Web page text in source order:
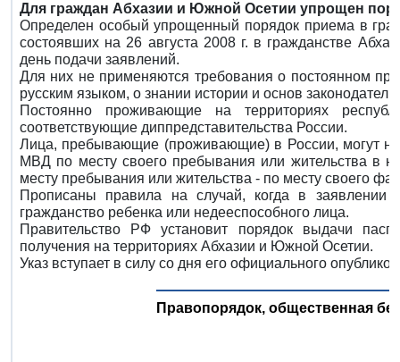
Для граждан Абхазии и Южной Осетии упрощен
Определен особый упрощенный порядок приема в
состоявших на 26 августа 2008 г. в гражданстве
день подачи заявлений.
Для них не применяются требования о постоянном
русским языком, о знании истории и основ
Постоянно проживающие на территориях
соответствующие диппредставительства России.
Лица, пребывающие (проживающие) в России, могут
МВД по месту своего пребывания или жительства в
месту пребывания или жительства - по месту своего
Прописаны правила на случай, когда в заявлении
гражданство ребенка или недееспособного лица.
Правительство РФ установит порядок выдачи
получения на территориях Абхазии и Южной Осетии.
Указ вступает в силу со дня его официального
Правопорядок, общественная